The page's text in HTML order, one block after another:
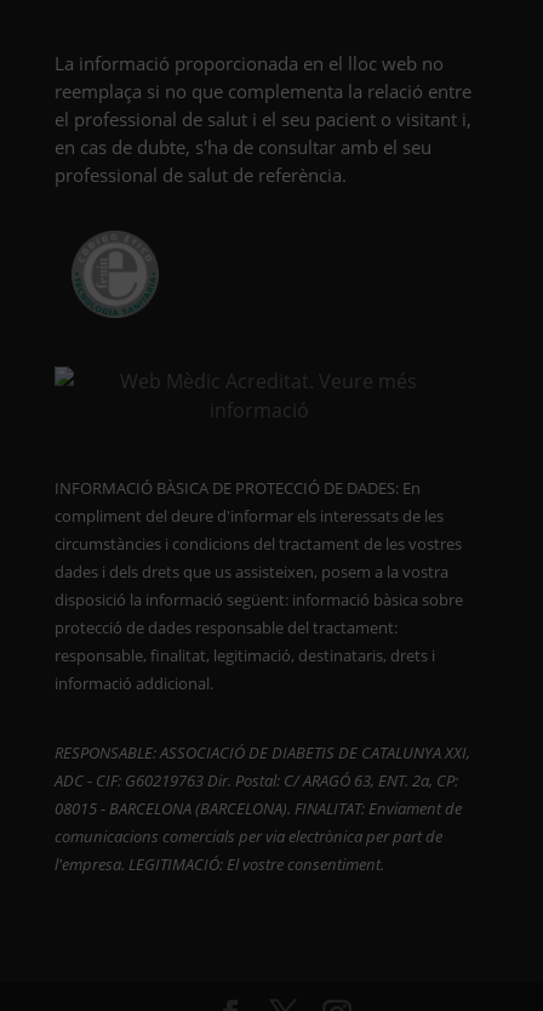
La informació proporcionada en el lloc web no
reemplaça si no que complementa la relació entre
el professional de salut i el seu pacient o visitant i,
en cas de dubte, s'ha de consultar amb el seu
professional de salut de referència.
INFORMACIÓ BÀSICA DE PROTECCIÓ DE DADES: En
compliment del deure d'informar els interessats de les
circumstàncies i condicions del tractament de les vostres
dades i dels drets que us assisteixen, posem a la vostra
disposició la informació següent: informació bàsica sobre
protecció de dades responsable del tractament:
responsable, finalitat, legitimació, destinataris, drets i
informació addicional.
RESPONSABLE: ASSOCIACIÓ DE DIABETIS DE CATALUNYA XXI,
ADC - CIF: G60219763 Dir. Postal: C/ ARAGÓ 63, ENT. 2a, CP:
08015 - BARCELONA (BARCELONA). FINALITAT: Enviament de
comunicacions comercials per via electrònica per part de
l'empresa. LEGITIMACIÓ: El vostre consentiment.